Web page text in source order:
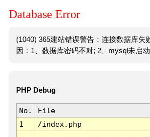
Database Error
(1040) 365建站错误警告：连接数据库失
因：1、数据库密码不对; 2、mysql未启动
PHP Debug
No. File
1
/index.php